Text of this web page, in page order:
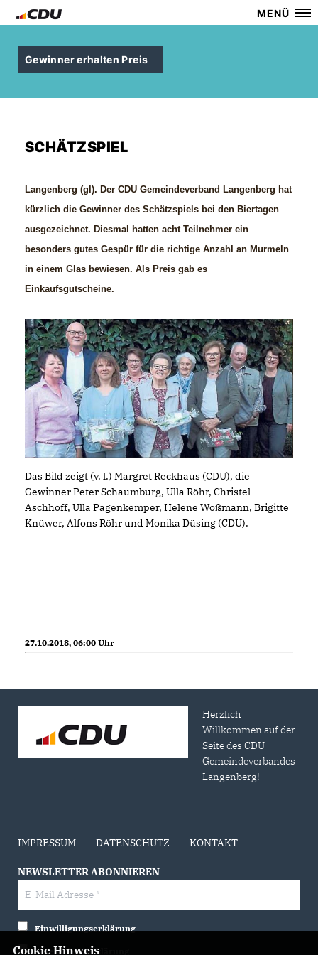
MENÜ
Gewinner erhalten Preis
SCHÄTZSPIEL
Langenberg (gl). Der CDU Gemeindeverband Langenberg hat
kürzlich die Gewinner des Schätzspiels bei den Biertagen
ausgezeichnet. Diesmal hatten acht Teilnehmer ein
besonders gutes Gespür für die richtige Anzahl an Murmeln
in einem Glas bewiesen. Als Preis gab es
Einkaufsgutscheine.
Das Bild zeigt (v. l.) Margret Reckhaus (CDU), die
Gewinner Peter Schaumburg, Ulla Röhr, Christel
Aschhoff, Ulla Pagenkemper, Helene Wößmann, Brigitte
Knüwer, Alfons Röhr und Monika Düsing (CDU).
27.10.2018, 06:00 Uhr
Herzlich
Willkommen auf der
Seite des CDU
Gemeindeverbandes
Langenberg!
IMPRESSUM DATENSCHUTZ KONTAKT
NEWSLETTER ABONNIEREN
Einwilligungserklärung
Datenschutzerklärung
Cookie Hinweis